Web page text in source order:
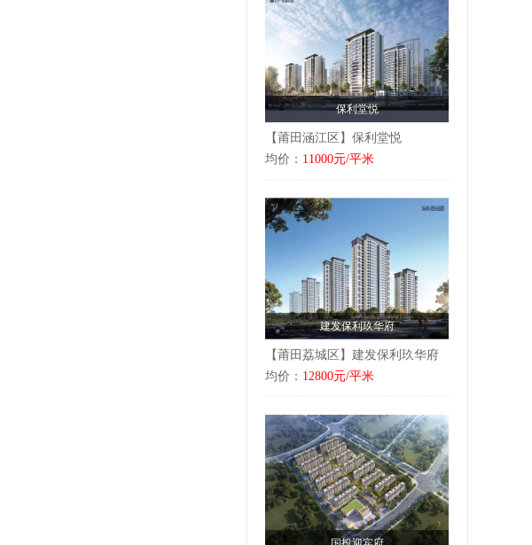
保利堂悦
【莆田涵江区】保利堂悦
均价： 11000元/平米
建发保利玖华府
【莆田荔城区】建发保利玖华府
均价： 12800元/平米